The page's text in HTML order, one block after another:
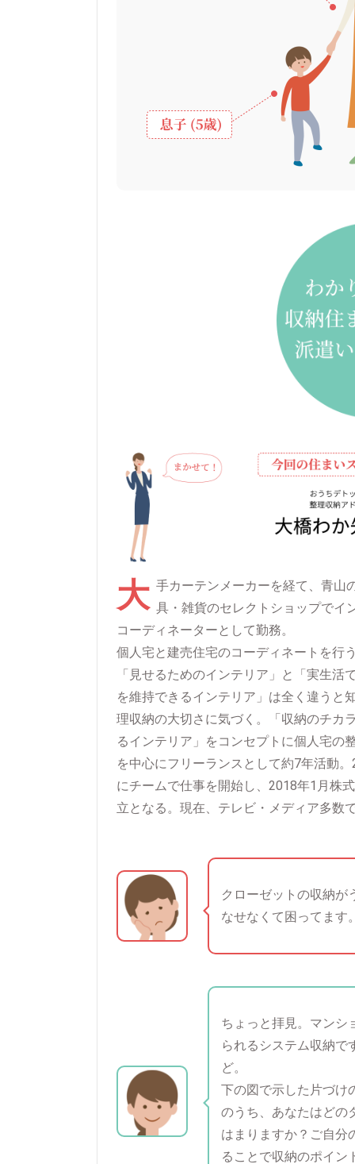
大 手カーテンメーカーを経て、青山
具・雑貨のセレクトショップでイ
コーディネーターとして勤務。
個人宅と建売住宅のコーディネートを行
「見せるためのインテリア」と「実生活
を維持できるインテリア」は全く違うと
理収納の大切さに気づく。「収納のチカ
るインテリア」をコンセプトに個人宅の
を中心にフリーランスとして約7年活動
にチームで仕事を開始し、2018年1月株
立となる。現在、テレビ・メディア多数
クローゼットの収納が
なせなくて困ってます
ちょっと拝見。マンシ
られるシステム収納で
ど。
下の図で示した片づけ
のうち、あなたはどの
はまりますか？ご自分
ることで収納のポイン